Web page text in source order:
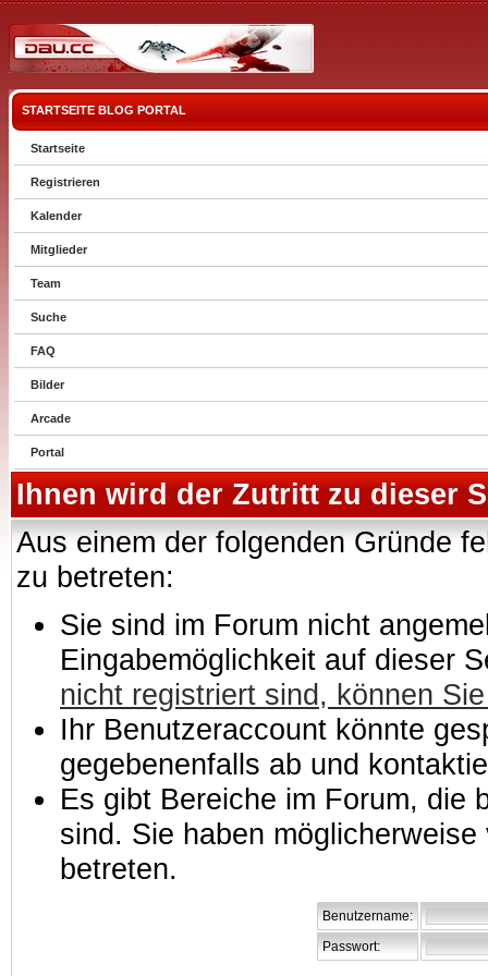
STARTSEITE BLOG PORTAL
Startseite
Registrieren
Kalender
Mitglieder
Team
Suche
FAQ
Bilder
Arcade
Portal
Ihnen wird der Zutritt zu dieser
Aus einem der folgenden Gründe
zu betreten:
Sie sind im Forum nicht
Eingabemöglichkeit auf dieser
nicht registriert sind, können
Ihr Benutzeraccount könnte
gegebenenfalls ab und
Es gibt Bereiche im Forum, die
sind. Sie haben
betreten.
Benutzername:
Passwort: